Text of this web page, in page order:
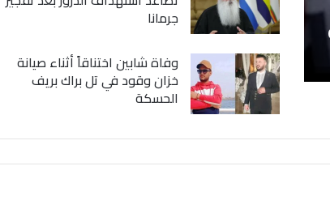
جرمانا
وفاة شابين اختناقاً أثناء صيانة
خزان وقود في تل براك بريف
الحسكة